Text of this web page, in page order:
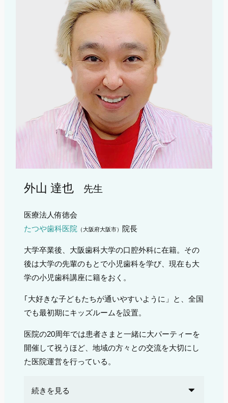
外山 達也 先生
医療法人侑徳会
たつや歯科医院
（大阪府大阪市） 院長
大学卒業後、大阪歯科大学の口腔外科に在籍。その
後は大学の先輩のもとで小児歯科を学び、現在も大
学の小児歯科講座に籍をおく。
｢大好きな子どもたちが通いやすいように」と、全国
でも最初期にキッズルームを設置。
医院の20周年では患者さまと一緒に大パーティーを
開催して祝うほど、地域の方々との交流を大切にし
た医院運営を行っている。
続きを見る